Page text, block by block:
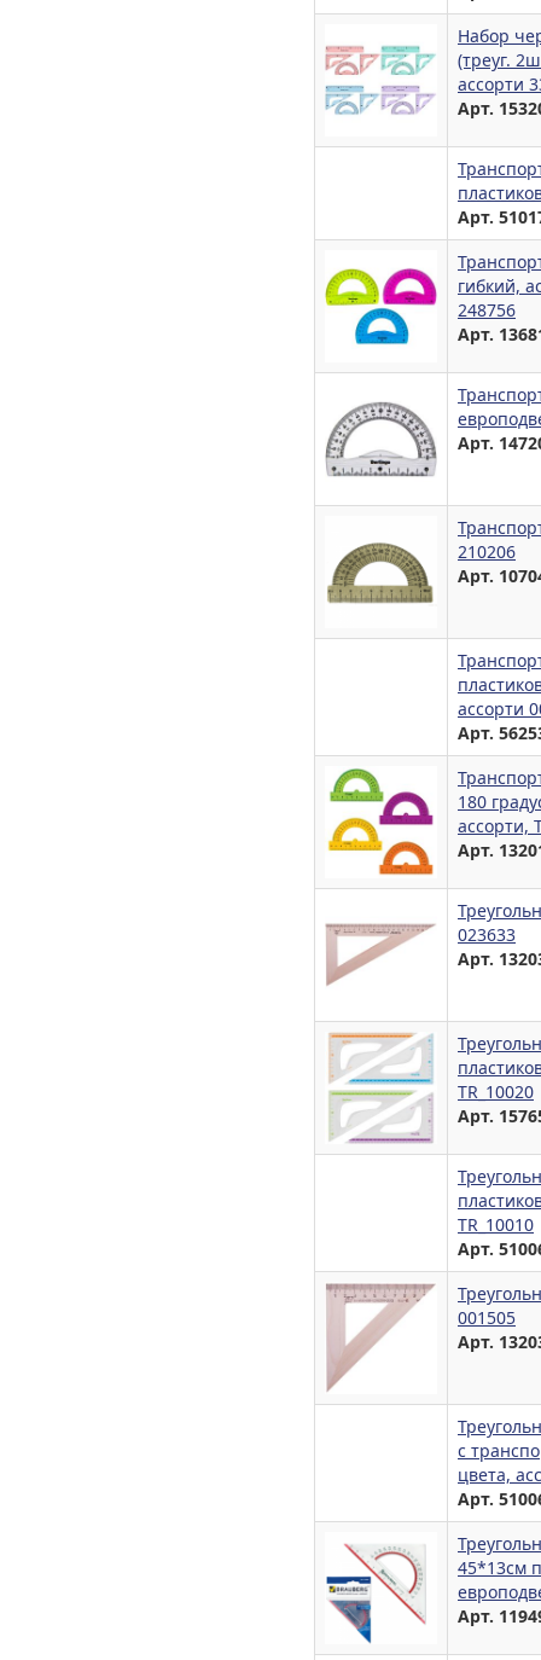
Набор
(треуг.
ассорти
Арт.
Арт.
гибкий,
248756
Арт.
Арт.
210206
Арт.
ассорти
Арт.
180
ассорти,
Арт.
023633
Арт.
TR_10020
Арт.
TR_10010
Арт.
001505
Арт.
с
цвета,
Арт.
45*13см
Арт.